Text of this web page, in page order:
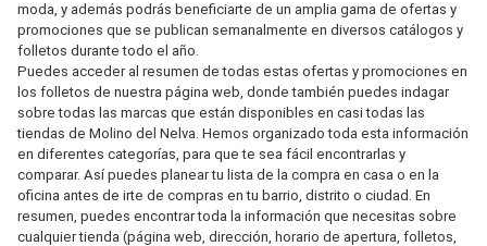
moda, y además podrás beneficiarte de un amplia gama de ofertas y
promociones que se publican semanalmente en diversos catálogos y
folletos durante todo el año.
Puedes acceder al resumen de todas estas ofertas y promociones en
los folletos de nuestra página web, donde también puedes indagar
sobre todas las marcas que están disponibles en casi todas las
tiendas de Molino del Nelva. Hemos organizado toda esta información
en diferentes categorías, para que te sea fácil encontrarlas y
comparar. Así puedes planear tu lista de la compra en casa o en la
oficina antes de irte de compras en tu barrio, distrito o ciudad. En
resumen, puedes encontrar toda la información que necesitas sobre
cualquier tienda (página web, dirección, horario de apertura, folletos,